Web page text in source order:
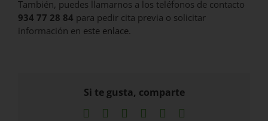
También, puedes llamarnos a los teléfonos de contacto
934 77 28 84 para pedir cita previa o solicitar
información en este enlace.
Si te gusta, comparte
Facebook LinkedInWhatsApp
Pinterest